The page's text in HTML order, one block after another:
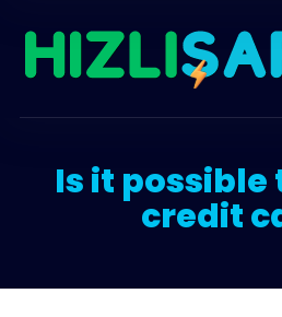
Is it possible
credit